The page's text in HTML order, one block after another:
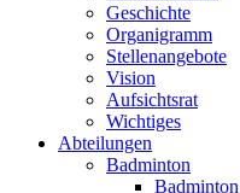
Geschichte
Organigramm
Stellenangebote
Vision
Aufsichtsrat
Wichtiges
Abteilungen
Badminton
Badminton